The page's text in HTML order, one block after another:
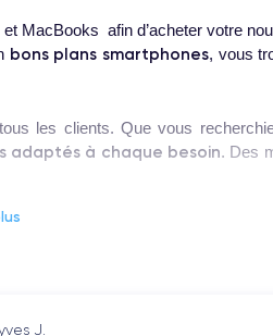
MacBooks afin d’acheter votre
bons plans smartphones, vous
les clients. Que vous
adaptés à chaque besoin. Des
J.